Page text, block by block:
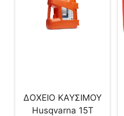
ΔΟΧΕΙΟ ΚΑΥΣΙΜΟΥ
Husqvarna 15T